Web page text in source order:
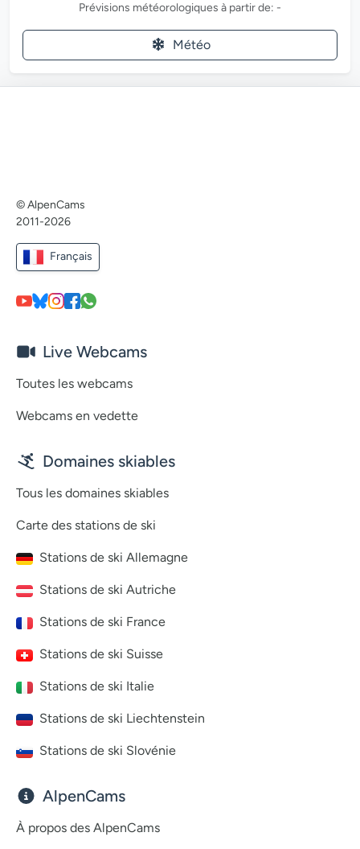
Prévisions météorologiques à partir de: -
Météo
© AlpenCams
2011-2026
Français
Live Webcams
Toutes les webcams
Webcams en vedette
Domaines skiables
Tous les domaines skiables
Carte des stations de ski
Stations de ski Allemagne
Stations de ski Autriche
Stations de ski France
Stations de ski Suisse
Stations de ski Italie
Stations de ski Liechtenstein
Stations de ski Slovénie
AlpenCams
À propos des AlpenCams